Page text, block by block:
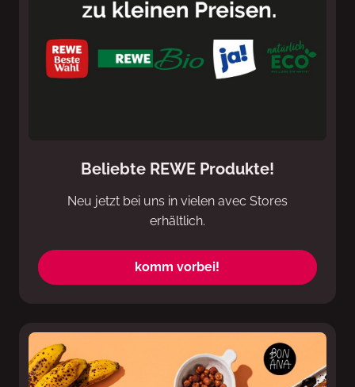
Beliebte REWE Produkte!
Neu jetzt bei uns in vielen avec Stores
erhältlich.
komm vorbei!